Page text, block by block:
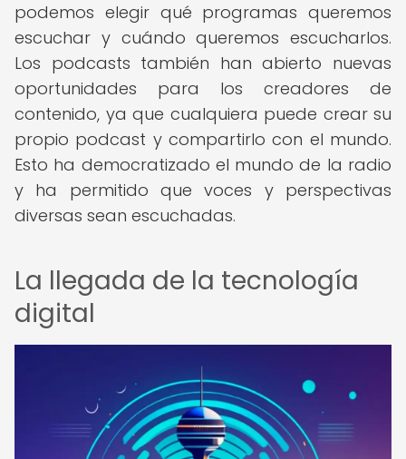
podemos elegir qué programas queremos
escuchar y cuándo queremos escucharlos.
Los podcasts también han abierto nuevas
oportunidades para los creadores de
contenido, ya que cualquiera puede crear su
propio podcast y compartirlo con el mundo.
Esto ha democratizado el mundo de la radio
y ha permitido que voces y perspectivas
diversas sean escuchadas.
La llegada de la tecnología
digital